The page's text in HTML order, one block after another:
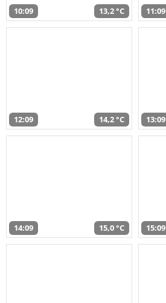
10:09 13,2 °C 11:09
12:09 14,2 °C 13:09
14:09 15,0 °C 15:09